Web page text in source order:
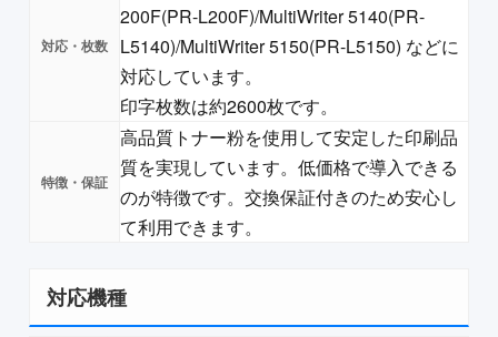
200F(PR-L200F)/MultiWriter 5140(PR-
L5140)/MultiWriter 5150(PR-L5150) などに
対応しています。
印字枚数は約2600枚です。
高品質トナー粉を使用して安定した印刷品
質を実現しています。低価格で導入できる
のが特徴です。交換保証付きのため安心し
て利用できます。
対応機種